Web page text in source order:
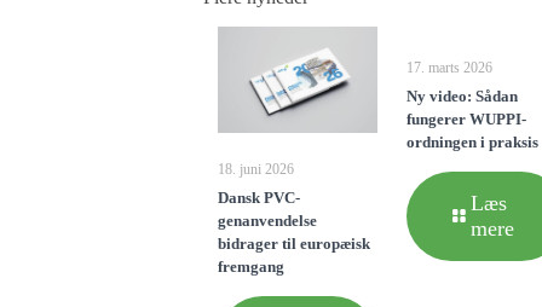
18. juni 2026
Dansk PVC-
genanvendelse
bidrager til europæisk
fremgang
17. marts 2026
Ny video: Sådan
fungerer WUPPI-
ordningen i praksis
Læs
mere